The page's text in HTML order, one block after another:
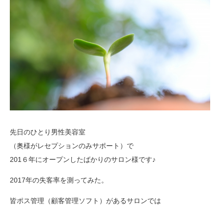
先日のひとり男性美容室
（奥様がレセプションのみサポート）で
201６年にオープンしたばかりのサロン様です♪
2017年の失客率を測ってみた。
皆ポス管理（顧客管理ソフト）があるサロンでは